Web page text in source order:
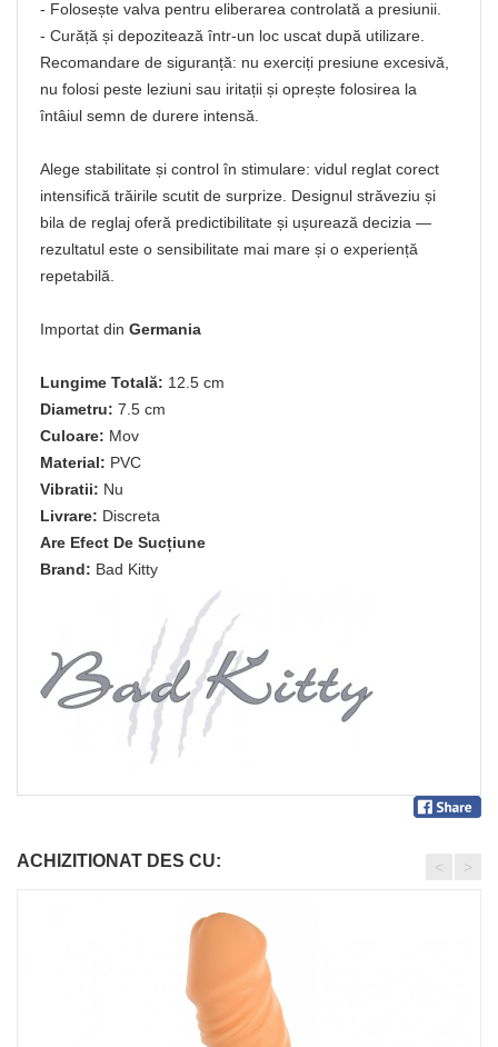
- Folosește valva pentru eliberarea controlată a presiunii.
- Curăță și depozitează într-un loc uscat după utilizare.
Recomandare de siguranță: nu exerciți presiune excesivă,
nu folosi peste leziuni sau iritații și oprește folosirea la
întâiul semn de durere intensă.
Alege stabilitate și control în stimulare: vidul reglat corect
intensifică trăirile scutit de surprize. Designul străveziu și
bila de reglaj oferă predictibilitate și ușurează decizia —
rezultatul este o sensibilitate mai mare și o experiență
repetabilă.
Importat din Germania
Lungime Totală: 12.5 cm
Diametru: 7.5 cm
Culoare: Mov
Material: PVC
Vibratii: Nu
Livrare: Discreta
Are Efect De Sucțiune
Brand: Bad Kitty
ACHIZITIONAT DES CU: < >